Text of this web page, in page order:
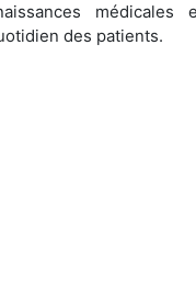
médicales
des patients.